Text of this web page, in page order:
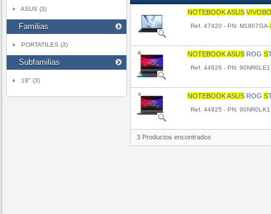
ASUS (3)
Familias
PORTATILES (3)
Subfamilias
18" (3)
NOTEBOOKASUS
Ref. 47420 - PN: M1807GA-
NOTEBOOKASUS ROG S
Ref. 44926 - PN:
NOTEBOOKASUS ROG S
Ref. 44925 - PN:
3 Productos encontrados